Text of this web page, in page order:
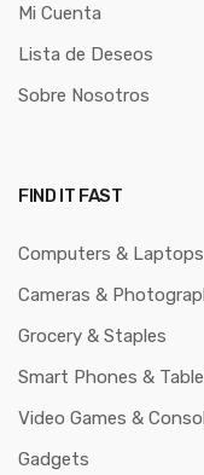
Mi Cuenta
Lista de Deseos
Sobre Nosotros
FIND IT FAST
Computers & Laptops
Cameras &
Grocery & Staples
Smart Phones &
Video Games &
Gadgets